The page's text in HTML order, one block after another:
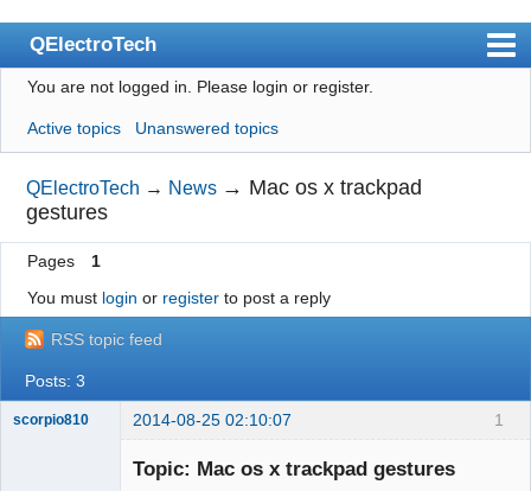
QElectroTech
Index
User list
Search
Register
Login
Site officiel
Wiki
BugTracker
You are not logged in. Please login or register.
Active topics Unanswered topics
QElectroTech → News → Mac os x trackpad
gestures
Pages
1
You must login or registerto post a reply
RSS topic feed
Posts: 3
1
scorpio810 2014-08-25 02:10:07
Topic: Mac os x trackpad gestures